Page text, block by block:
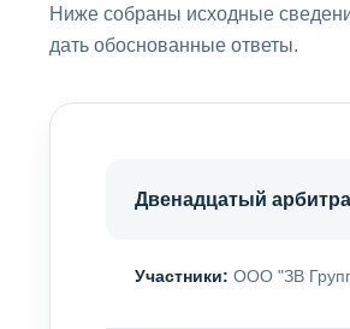
Ниже собраны исходные
дать обоснованные ответы.
Двенадцатый
Участники: ООО "ЗВ